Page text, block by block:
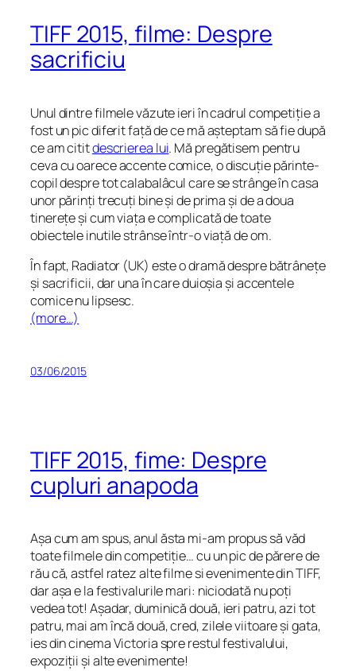
TIFF 2015, filme: Despre
sacrificiu
Unul dintre filmele văzute ieri în cadrul competiție a
fost un pic diferit față de ce mă așteptam să fie după
ce am cititdescrierea lui. Mă pregătisem pentru
ceva cu oarece accente comice, o discuție părinte-
copil despre tot calabalâcul care se strânge în casa
unor părinți trecuți bine și de prima și de a doua
tinerețe și cum viața e complicată de toate
obiectele inutile strânse într-o viață de om.
În fapt, Radiator (UK) este o dramă despre bătrânețe
și sacrificii, dar una în care duioșia și accentele
comice nu lipsesc.
(more…)
03/06/2015
TIFF 2015, fime: Despre
cupluri anapoda
Așa cum am spus, anul ăsta mi-am propus să văd
toate filmele din competiție… cu un pic de părere de
rău că, astfel ratez alte filme si evenimente din TIFF,
dar așa e la festivalurile mari: niciodată nu poți
vedea tot! Așadar, duminică două, ieri patru, azi tot
patru, mai am încă două, cred, zilele viitoare și gata,
ies din cinema Victoria spre restul festivalului,
expoziții și alte evenimente!